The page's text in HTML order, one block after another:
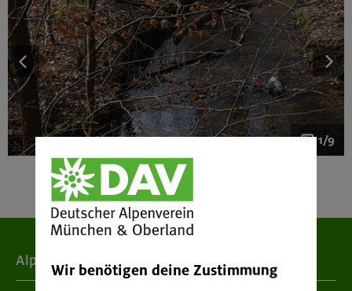
1/9
Alpenverein
Wir benötigen deine Zustimmung